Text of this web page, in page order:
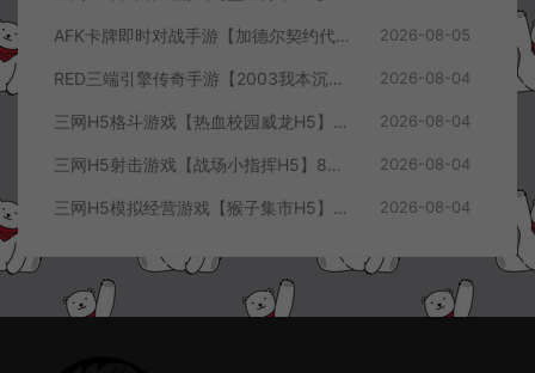
AFK卡牌即时对战手游【加德尔契约代金券内购修复版】8月最新整理Linux手工服务端+前后端全套源码+CDK授权后台+安卓苹果双端+详细搭建教程+视频教程 2026-08-05
RED三端引擎传奇手游【2003我本沉默三职业】8月最新整理Win一键服务端+PC安卓+详细搭建教程 2026-08-04
三网H5格斗游戏【热血校园威龙H5】8月最新整理Linux手工服务端+Win一键服务端+解压即玩+简易安卓客户端+详细搭建教程 2026-08-04
三网H5射击游戏【战场小指挥H5】8月最新整理Linux手工服务端+Win一键服务端+解压即玩+简易安卓客户端+详细搭建教程 2026-08-04
三网H5模拟经营游戏【猴子集市H5】8月最新整理Linux手工服务端+Win一键服务端+解压即玩+简易安卓客户端+详细搭建教程 2026-08-04